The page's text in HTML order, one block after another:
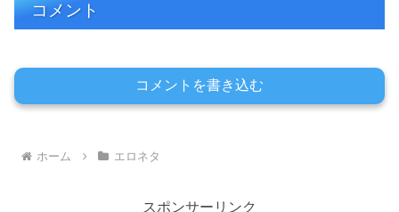
コメント
コメントを書き込む
ホーム エロネタ
スポンサーリンク